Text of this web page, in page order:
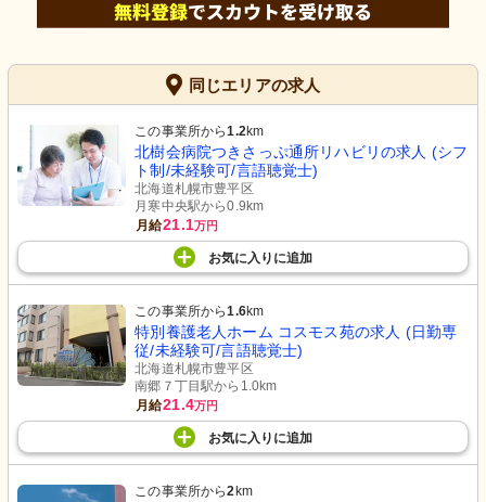
同じエリアの求人
この事業所から1.2km
北樹会病院つきさっぷ通所リハビリの求人 (シフ
ト制/未経験可/言語聴覚士)
北海道札幌市豊平区
月寒中央駅から0.9km
月給21.1万円
お気に入り に追加
この事業所から1.6km
特別養護老人ホーム コスモス苑の求人 (日勤専
従/未経験可/言語聴覚士)
北海道札幌市豊平区
南郷７丁目駅から1.0km
月給21.4万円
お気に入り に追加
この事業所から2 km